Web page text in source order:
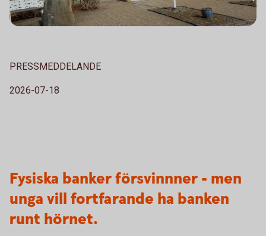
PRESSMEDDELANDE
2026-07-18
Fysiska banker försvinnner - men
unga vill fortfarande ha banken
runt hörnet.